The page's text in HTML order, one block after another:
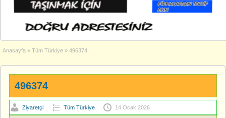
Anasayfa » Tüm Türkiye » 496374
496374
Ziyaretçi Tüm Türkiye 14 Ocak 2026